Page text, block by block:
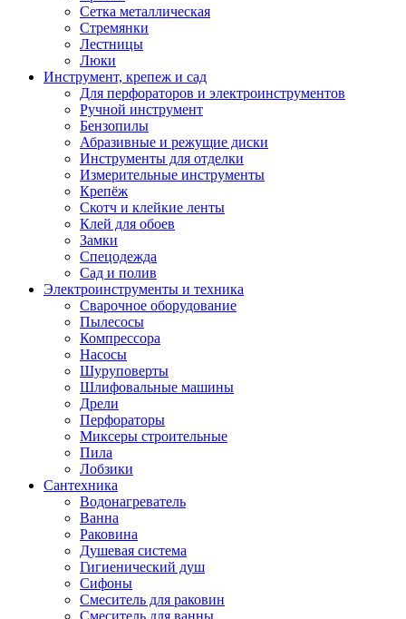
Сетка металлическая
Стремянки
Лестницы
Люки
Инструмент, крепеж и сад
Для перфораторов и электроинструментов
Ручной инструмент
Бензопилы
Абразивные и режущие диски
Инструменты для отделки
Измерительные инструменты
Крепёж
Скотч и клейкие ленты
Клей для обоев
Замки
Спецодежда
Сад и полив
Электроинструменты и техника
Сварочное оборудование
Пылесосы
Компрессора
Насосы
Шуруповерты
Шлифовальные машины
Дрели
Перфораторы
Миксеры строительные
Пила
Лобзики
Сантехника
Водонагреватель
Ванна
Раковина
Душевая система
Гигиенический душ
Сифоны
Смеситель для раковин
Смеситель для ванны